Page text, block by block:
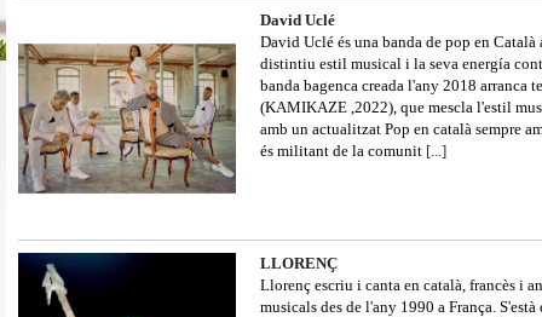
David Uclé
David Uclé és una banda de pop en
distintiu estil musical i la seva energía
banda bagenca creada l'any 2018 arranca
(KAMIKAZE ,2022), que mescla l'estil
amb un actualitzat Pop en català sempre
és militant de la comunit [...]
LLORENÇ
Llorenç escriu i canta en català, francès i
musicals des de l'any 1990 a França.